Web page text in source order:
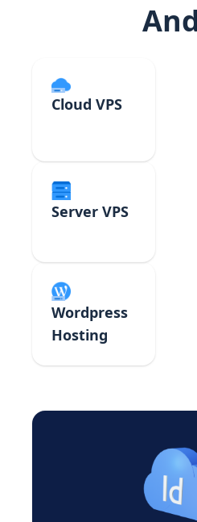
Cloud VPS
Server VPS
Wordpress
Hosting